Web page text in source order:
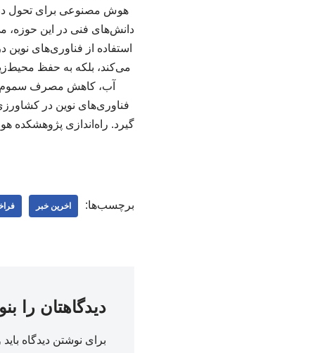
هوش مصنوعی برای تحول
دانش‌های فنی در این حوزه،
استفاده از فناوری‌های
می‌کند، بلکه به حفظ
آب، کاهش مصرف سموم و
فناوری‌های نوین در
گیرد. راه‌اندازی پژوهشکده
برچسب‌ها: اخرین خبر
دیدگاهتان را
برای نوشتن دیدگاه باید